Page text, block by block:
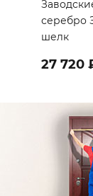
серебро
шелк
27 720